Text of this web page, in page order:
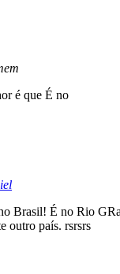
é que É no
Brasil! É no Rio
outro país. rsrsrs